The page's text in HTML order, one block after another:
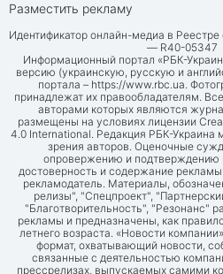
Разместить рекламу
Идентификатор онлайн-медиа в
— R40-05347
Информационный портал «РБК-
версию (украинскую, русскую и
портала – https://www.rbc.ua.
принадлежат их правообладателям.
авторами которых являются
размещены на условиях лицензии
4.0 International. Редакция РБК-Украина
зрения авторов. Оценочные
опровержению и подтверждению
достоверность и содержание рекламы
рекламодатель. Материалы,
релизы", "Спецпроект",
"Благотворительность", "Резонанс"
рекламы и предназначены, как
летнего возраста. «Новости
формат, охватывающий новости,
связанные с деятельностью
прессрелизах, выпускаемых самими